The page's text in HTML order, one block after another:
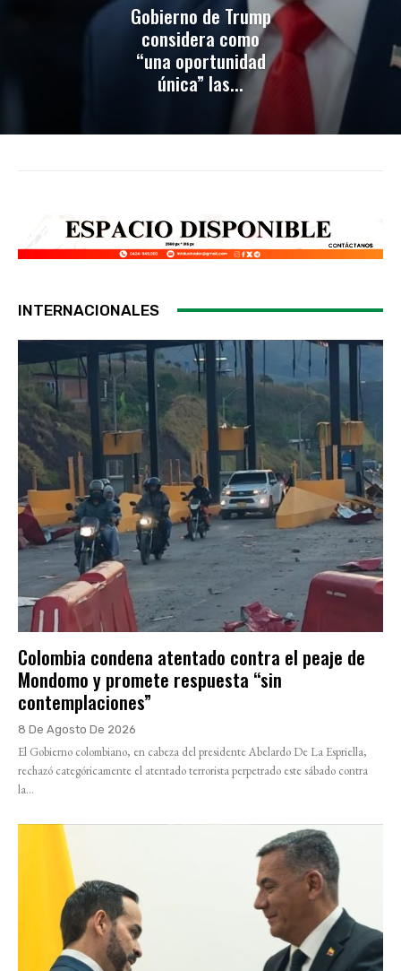
Gobierno de Trump
considera como
“una oportunidad
única” las...
INTERNACIONALES
Colombia condena atentado contra el peaje de
Mondomo y promete respuesta “sin
contemplaciones”
8 De Agosto De 2026
El Gobierno colombiano, en cabeza del presidente Abelardo De La Espriella,
rechazó categóricamente el atentado terrorista perpetrado este sábado contra
la...